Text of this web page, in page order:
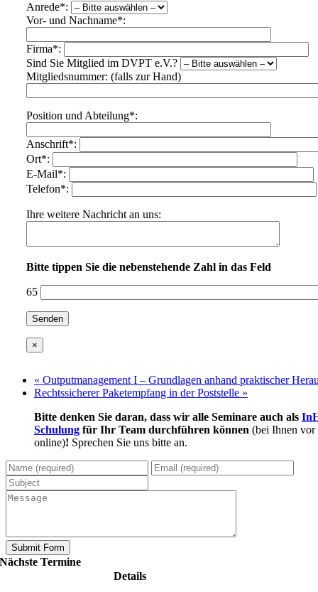
Anrede*:
Vor- und Nachname*:
Firma*:
Sind Sie Mitglied im DVPT e.V.?
Mitgliedsnummer: (falls zur Hand)
Position und Abteilung*:
Anschrift*:
Ort*:
E-Mail*:
Telefon*:
Ihre weitere Nachricht an uns:
Bitte tippen Sie die nebenstehende Zahl in das Feld
65
×
« Outputmanagement I – Grundlagen anhand praktischer
Rechtssicherer Paketempfang in der Poststelle »
Bitte denken Sie daran, dass wir alle Seminare auch als
Schulung für Ihr Team durchführen können (bei Ihnen vor
online)! Sprechen Sie uns bitte an.
Details
Nächste Termine